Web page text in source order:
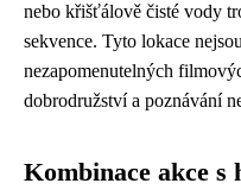
nebo křišťálově čisté vody
sekvence. Tyto lokace
nezapomenutelných
dobrodružství a poznávání
Kombinace akce